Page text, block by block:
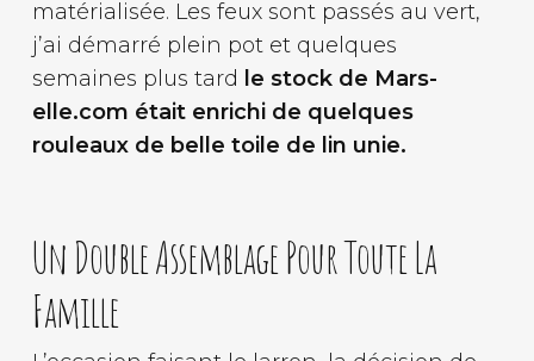
matérialisée. Les feux sont passés au vert,
j’ai démarré plein pot et quelques
semaines plus tard le stock de Mars-
elle.com était enrichi de quelques
rouleaux de belle toile de lin unie.
Un Double Assemblage Pour Toute La
Famille